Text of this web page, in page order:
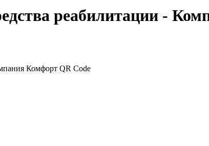
реабилитации -